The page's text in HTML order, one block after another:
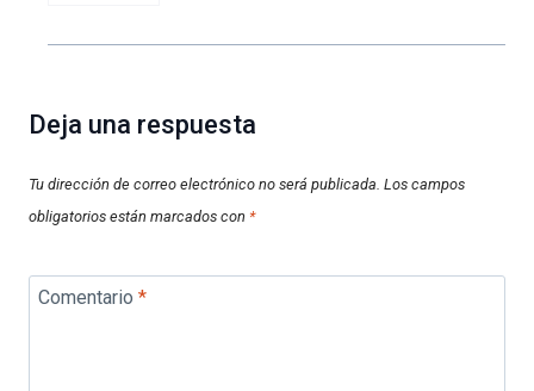
Deja una respuesta
Tu dirección de correo electrónico no será publicada. Los campos
obligatorios están marcados con *
Comentario *